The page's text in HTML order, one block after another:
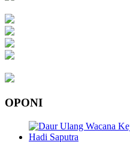
OPONI